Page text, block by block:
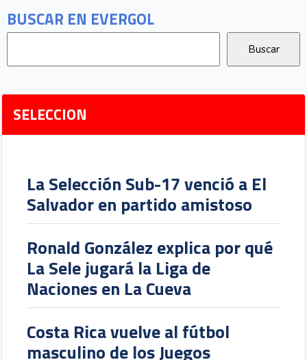
BUSCAR EN EVERGOL
SELECCION
La Selección Sub-17 venció a El
Salvador en partido amistoso
Ronald González explica por qué
La Sele jugará la Liga de
Naciones en La Cueva
Costa Rica vuelve al fútbol
masculino de los Juegos